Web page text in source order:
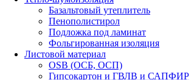
Базальтовый утеплитель
Пенополистирол
Подложка под ламинат
Фольгированная изоляция
Листовой материал
OSB (ОСБ, ОСП)
Гипсокартон и ГВЛВ и САПФИР